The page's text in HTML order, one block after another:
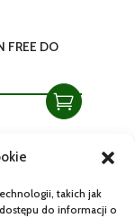
takich jak
do informacji o
FREE DO